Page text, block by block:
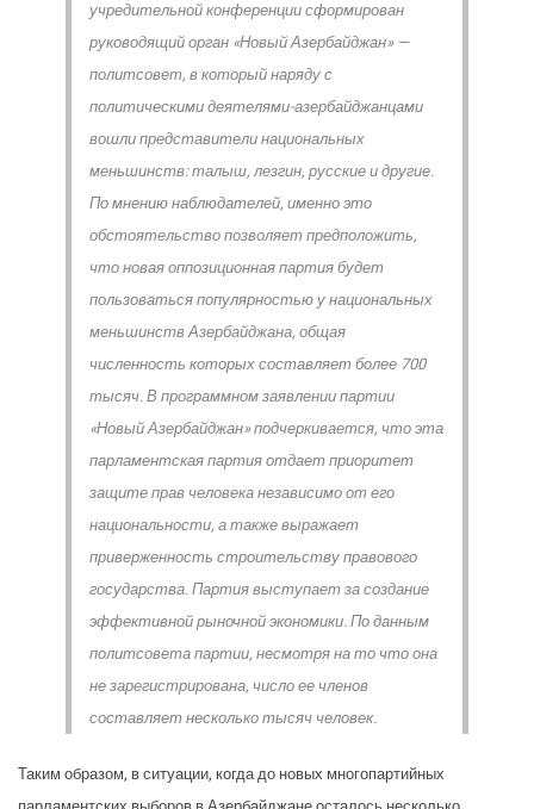
учредительной конференции сформирован
руководящий орган «Новый Азербайджан» —
политсовет, в который наряду с
политическими деятелями-азербайджанцами
вошли представители национальных
меньшинств: талыш, лезгин, русские и другие.
По мнению наблюдателей, именно это
обстоятельство позволяет предположить,
что новая оппозиционная партия будет
пользоваться популярностью у национальных
меньшинств Азербайджана, общая
численность которых составляет более 700
тысяч. В программном заявлении партии
«Новый Азербайджан» подчеркивается, что эта
парламентская партия отдает приоритет
защите прав человека независимо от его
национальности, а также выражает
приверженность строительству правового
государства. Партия выступает за создание
эффективной рыночной экономики. По данным
политсовета партии, несмотря на то что она
не зарегистрирована, число ее членов
составляет несколько тысяч человек.
Таким образом, в ситуации, когда до новых многопартийных